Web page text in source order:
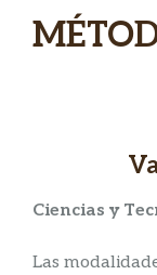
Ciencias y
Las